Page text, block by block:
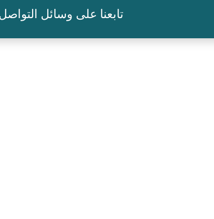
تابعنا على وسائل